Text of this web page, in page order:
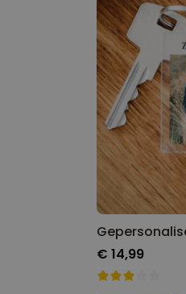
€ 14,99